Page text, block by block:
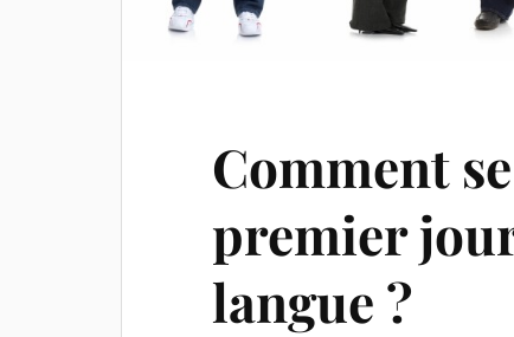
Comment
premier
langue ?